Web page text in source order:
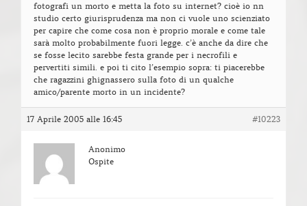
fotografi un morto e metta la foto su internet? cioè io nn
studio certo giurisprudenza ma non ci vuole uno scienziato
per capire che come cosa non è proprio morale e come tale
sarà molto probabilmente fuori legge. c’è anche da dire che
se fosse lecito sarebbe festa grande per i necrofili e
pervertiti simili. e poi ti cito l’esempio sopra: ti piacerebbe
che ragazzini ghignassero sulla foto di un qualche
amico/parente morto in un incidente?
17 Aprile 2005 alle 16:45 #10223
Anonimo
Ospite